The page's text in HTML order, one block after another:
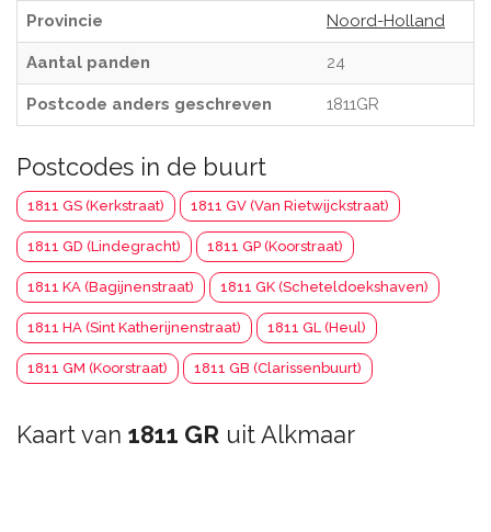
Provincie Noord-Holland
Aantal panden 24
Postcode anders geschreven 1811GR
Postcodes in de buurt
1811 GS (Kerkstraat) 1811 GV (Van Rietwijckstraat)
1811 GD (Lindegracht) 1811 GP (Koorstraat)
1811 KA (Bagijnenstraat) 1811 GK (Scheteldoekshaven)
1811 HA (Sint Katherijnenstraat) 1811 GL (Heul)
1811 GM (Koorstraat) 1811 GB (Clarissenbuurt)
Kaart van 1811 GR uit Alkmaar